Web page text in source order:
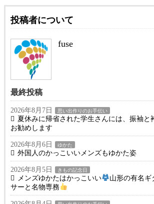
投稿者について
fuse
最終投稿
2026年8月7日 思い出作りのお手伝い
夏休みに帰省された学生さんには、振袖と
お勧めします
2026年8月6日 ゆかた
外国人のかっこいいメンズもゆかた姿
2026年8月5日 きもの記念日
メンズゆかたはかっこいい
山形の有名ギ
サーと名物専務